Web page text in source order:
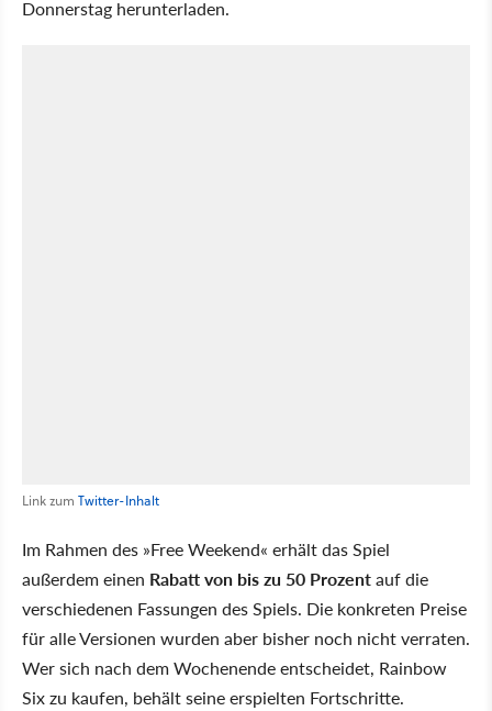
Donnerstag herunterladen.
Link zum Twitter-Inhalt
Im Rahmen des »Free Weekend« erhält das Spiel
außerdem einen Rabatt von bis zu 50 Prozentauf die
verschiedenen Fassungen des Spiels. Die konkreten Preise
für alle Versionen wurden aber bisher noch nicht verraten.
Wer sich nach dem Wochenende entscheidet, Rainbow
Six zu kaufen, behält seine erspielten Fortschritte.